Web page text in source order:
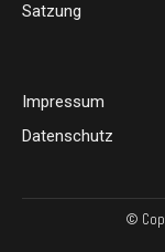
Satzung
Impressum
Datenschutz
©